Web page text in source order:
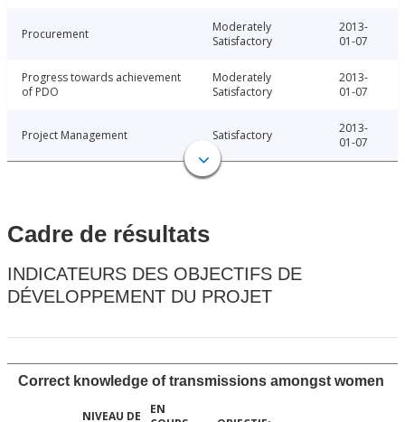
Procurement
Moderately
Satisfactory
2013-
01-07
Progress towards achievement
of PDO
Moderately
Satisfactory
2013-
01-07
Project Management Satisfactory
2013-
01-07
Cadre de résultats
INDICATEURS DES OBJECTIFS DE
DÉVELOPPEMENT DU PROJET
Correct knowledge of transmissions amongst women